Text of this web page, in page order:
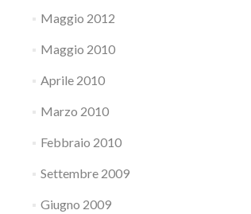
Maggio 2012
Maggio 2010
Aprile 2010
Marzo 2010
Febbraio 2010
Settembre 2009
Giugno 2009